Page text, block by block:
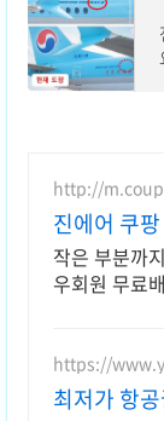
http://
진에어 쿠
림까지
작은 부분까
우회원 무료
요.
https://
최저가 항